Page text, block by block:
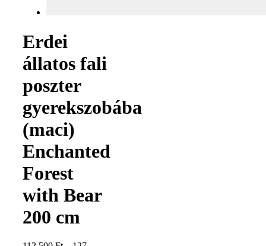
Erdei
állatos fali
poszter
gyerekszobába
(maci)
Enchanted
Forest
with Bear
200 cm